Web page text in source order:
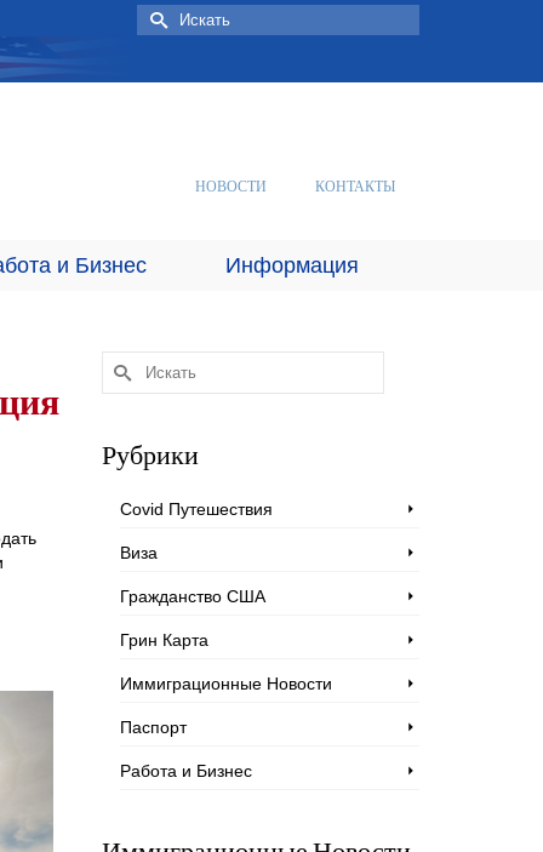
Искать:
НОВОСТИ КОНТАКТЫ
и Бизнес Информация
Искать:
Рубрики
Covid Путешествия
Виза
Гражданство США
Грин Карта
Иммиграционные Новости
Паспорт
Работа и Бизнес